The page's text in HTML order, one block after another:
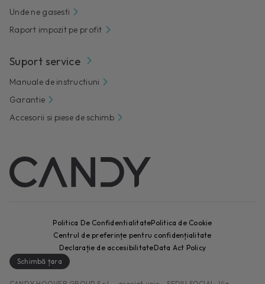
Unde ne gasesti
Raport impozit pe profit
Suport service
Manuale de instructiuni
Garantie
Accesorii si piese de schimb
Politica De ConfidentialitatePolitica de Cookie
Centrul de preferințe pentru confidențialitate
Declarație de accesibilitateData Act Policy
Schimbă țara